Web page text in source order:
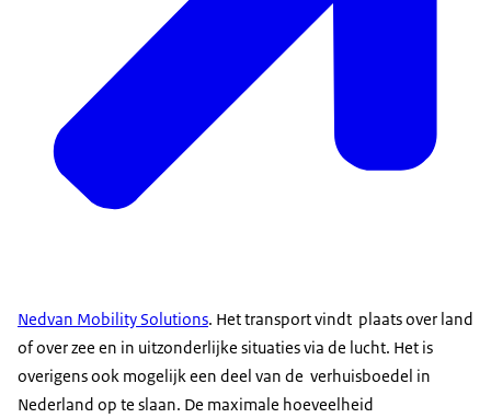
Nedvan Mobility Solutions. Het transport vindt plaats over land
of over zee en in uitzonderlijke situaties via de lucht. Het is
overigens ook mogelijk een deel van de verhuisboedel in
Nederland op te slaan. De maximale hoeveelheid